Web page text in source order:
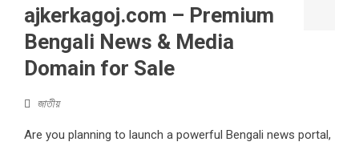
ajkerkagoj.com – Premium
Bengali News & Media
Domain for Sale
জাতীয়
Are you planning to launch a powerful Bengali news portal,